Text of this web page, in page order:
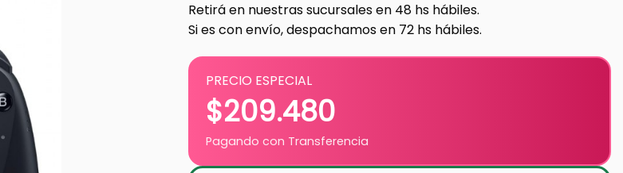
Retirá en nuestras sucursales en 48 hs hábiles.
Si es con envío, despachamos en 72 hs hábiles.
PRECIO ESPECIAL
$209.480
Pagando con Transferencia